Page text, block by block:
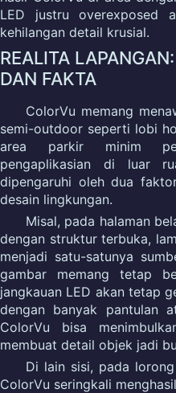
LED justru overexposed
kehilangan detail krusial.
REALITA
DAN FAKTA
ColorVu memang
semi-outdoor seperti lobi
area parkir minim
pengaplikasian di luar
dipengaruhi oleh dua
desain lingkungan.
Misal, pada halaman
dengan struktur terbuka,
menjadi satu-satunya
gambar memang tetap
jangkauan LED akan tetap
dengan banyak pantulan
ColorVu bisa
membuat detail objek jadi
Di lain sisi, pada
ColorVu seringkali